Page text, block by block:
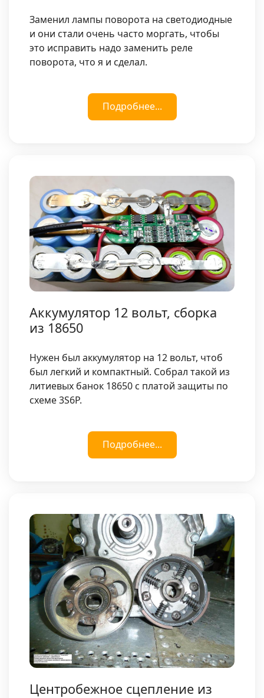
Заменил лампы поворота на светодиодные
и они стали очень часто моргать, чтобы
это исправить надо заменить реле
поворота, что я и сделал.
Подробнее...
Аккумулятор 12 вольт, сборка
из 18650
Нужен был аккумулятор на 12 вольт, чтоб
был легкий и компактный. Собрал такой из
литиевых банок 18650 с платой защиты по
схеме 3S6P.
Подробнее...
Центробежное сцепление из